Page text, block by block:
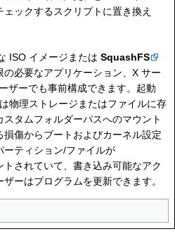
ックするスクリプトに置き換え
ISO イメージまたは SquashFS
必要なアプリケーション、X サー
ザーでも事前構成できます。起動
物理ストレージまたはファイルに存
タムフォルダーパスへのマウント
傷からブートおよびカーネル設定
ーティション/ファイルが
トされていて、書き込み可能なアク
ーはプログラムを更新できます。